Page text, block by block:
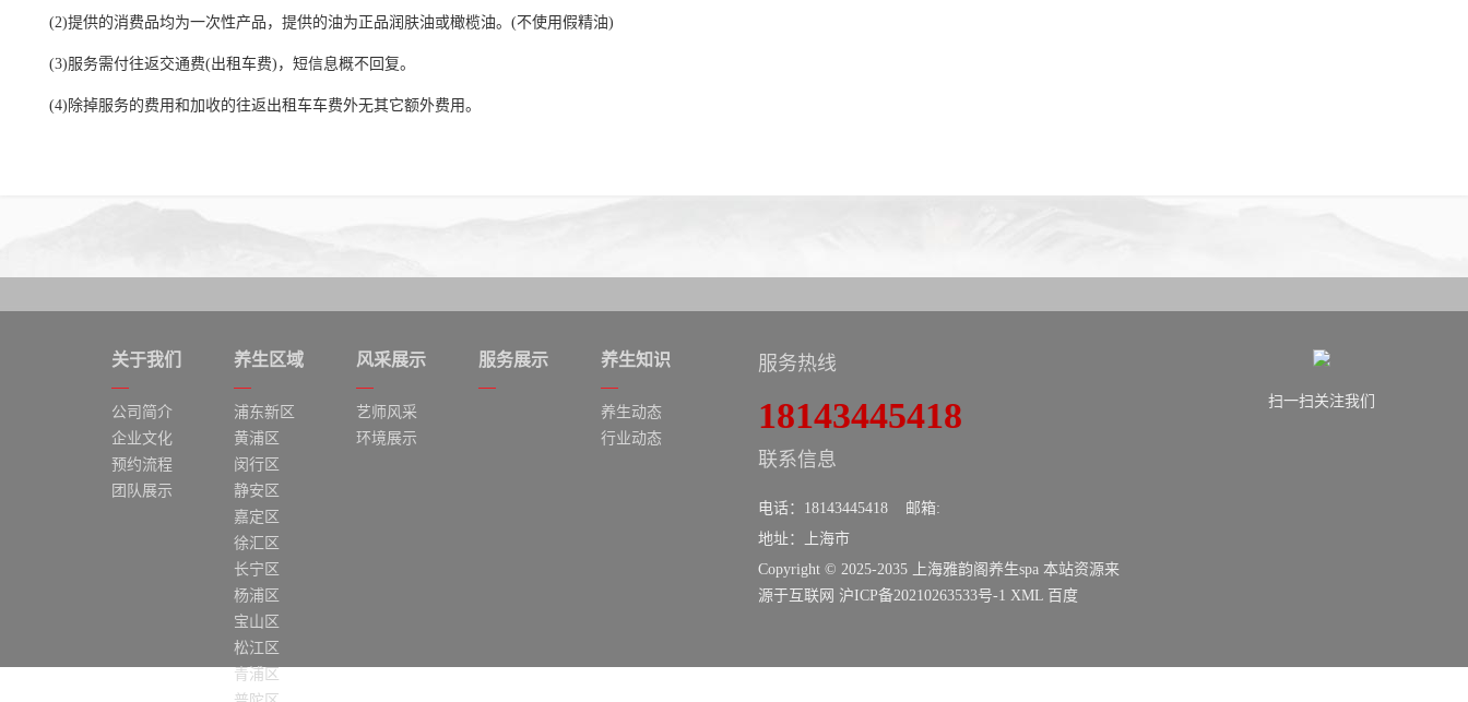
(2)提供的消费品均为一次性产品，提供的油为正品润肤油或橄榄油。(不使用假精油)
(3)服务需付往返交通费(出租车费)，短信息概不回复。
(4)除掉服务的费用和加收的往返出租车车费外无其它额外费用。
关于我们
公司简介
企业文化
预约流程
团队展示
养生区域
浦东新区
黄浦区
闵行区
静安区
嘉定区
徐汇区
长宁区
杨浦区
宝山区
松江区
青浦区
风采展示
艺师风采
环境展示
服务展示 养生知识
养生动态
行业动态
服务热线
18143445418
联系信息
电话：18143445418 邮箱:
地址：上海市
Copyright © 2025-2035 上海雅韵阁养生spa 本站资源来
源于互联网 沪ICP备20210263533号-1 XML 百度
扫一扫关注我们